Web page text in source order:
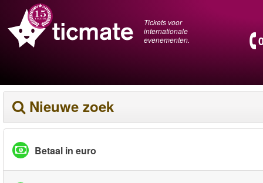
Tickets voor
internationale
evenementen.
Nieuwe zoek
Betaal in euro